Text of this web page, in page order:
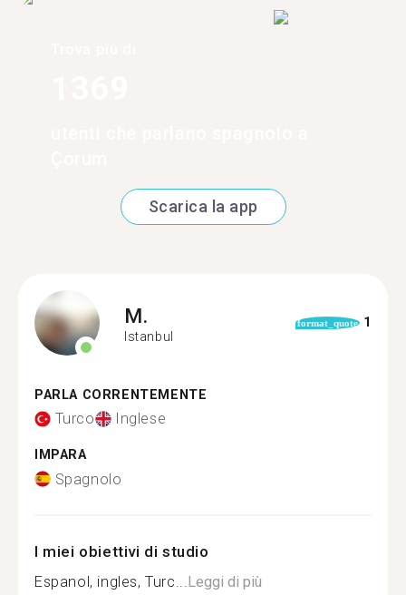
Scarica la app
M.
Istanbul
format_quote 1
PARLA CORRENTEMENTE
Turco Inglese
IMPARA
Spagnolo
I miei obiettivi di studio
Espanol, ingles, Turc... Leggi di più